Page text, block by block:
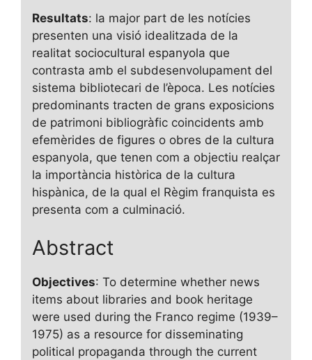
Resultats: la major part de les notícies
presenten una visió idealitzada de la
realitat sociocultural espanyola que
contrasta amb el subdesenvolupament del
sistema bibliotecari de l’època. Les notícies
predominants tracten de grans exposicions
de patrimoni bibliogràfic coincidents amb
efemèrides de figures o obres de la cultura
espanyola, que tenen com a objectiu realçar
la importància històrica de la cultura
hispànica, de la qual el Règim franquista es
presenta com a culminació.
Abstract
Objectives: To determine whether news
items about libraries and book heritage
were used during the Franco regime (1939–
1975) as a resource for disseminating
political propaganda through the current